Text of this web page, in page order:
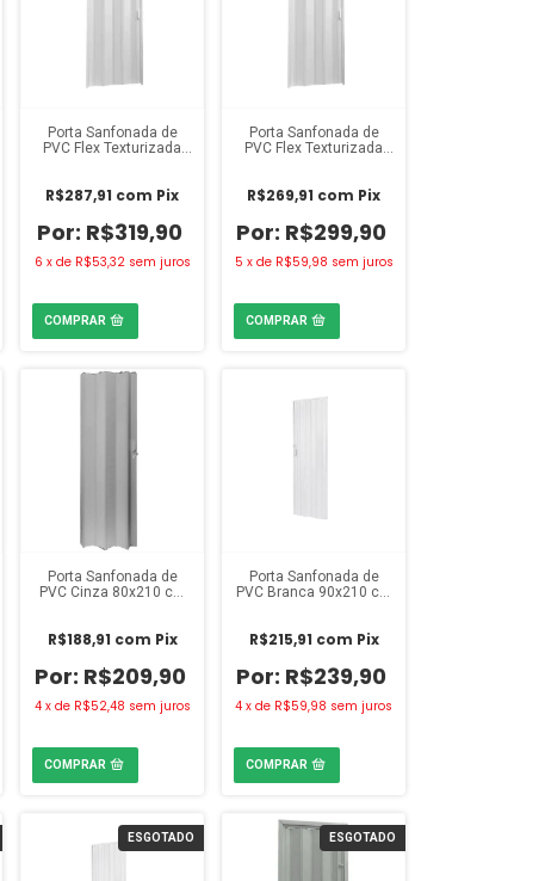
Porta Sanfonada de
PVC Flex Texturizada
R$319,90
R$287,91 com Pix
6 x de R$53,32 sem juros
Porta Sanfonada de
PVC Flex Texturizada
R$299,90
R$269,91 com Pix
5 x de R$59,98 sem juros
Porta Sanfonada de
PVC Cinza 80x210 cm
R$209,90
R$188,91 com Pix
4 x de R$52,48 sem juros
Porta Sanfonada de
PVC Branca 90x210 cm
R$239,90
R$215,91 com Pix
4 x de R$59,98 sem juros
ESGOTADO ESGOTADO